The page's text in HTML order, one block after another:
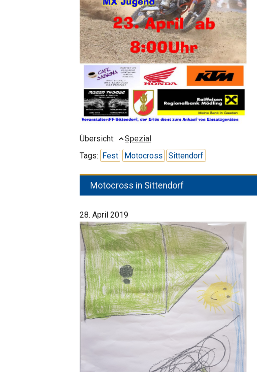
Übersicht:
Spezial
Tags: Fest Motocross Sittendorf
Motocross in Sittendorf
28. April 2019